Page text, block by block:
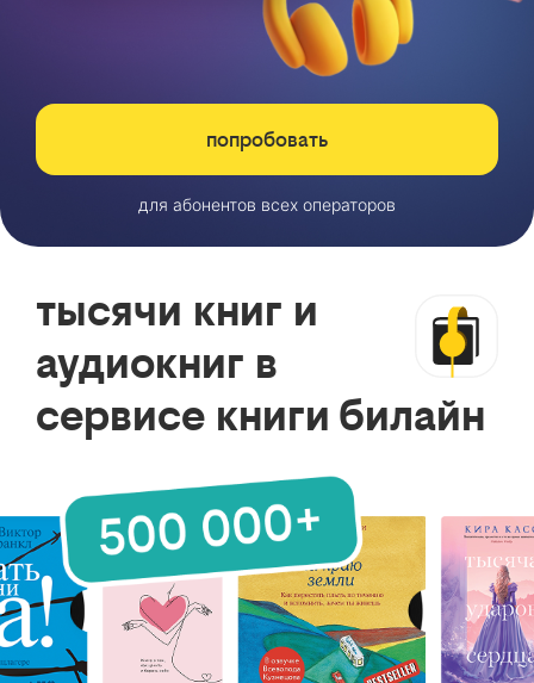
попробовать
для абонентов всех операторов
тысячи книг и
аудиокниг в
сервисе книги билайн